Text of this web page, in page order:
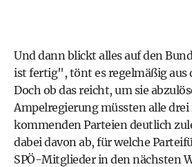
Und dann blickt alles auf den
ist fertig", tönt es regelmäßig aus
Doch ob das reicht, um sie
Ampelregierung müssten alle drei
kommenden Parteien deutlich
dabei davon ab, für welche
SPÖ-Mitglieder in den nächsten